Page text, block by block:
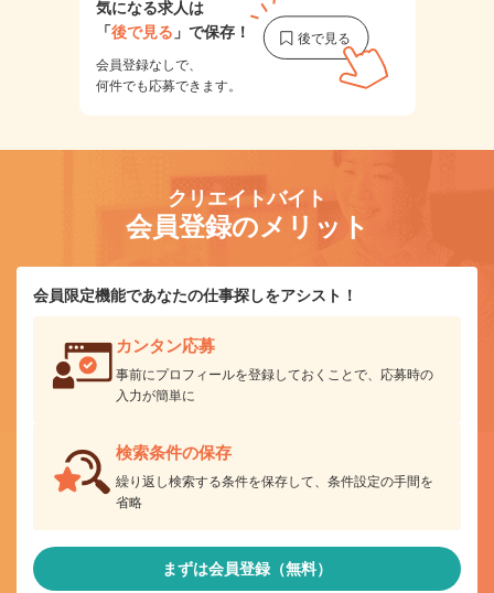
気になる求人は
「後で見る 」で保存！
会員登録なしで、
何件でも応募できます。
クリエイトバイト
会員登録のメリット
会員限定機能であなたの仕事探しをアシスト！
カンタン応募
事前にプロフィールを登録しておくことで、応募時の
入力が簡単に
検索条件の保存
繰り返し検索する条件を保存して、条件設定の手間を
省略
まずは会員登録（無料）